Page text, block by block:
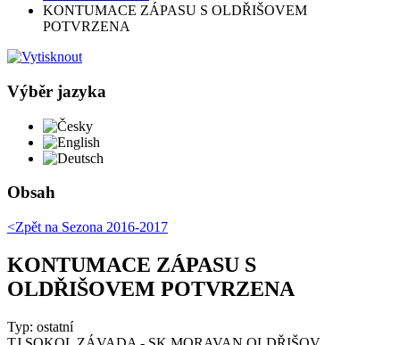
KONTUMACE ZÁPASU S OLDŘIŠOVEM
POTVRZENA
Výběr jazyka
Česky
Obsah
<Zpět na Sezona 2016-2017
KONTUMACE ZÁPASU S
OLDŘIŠOVEM POTVRZENA
Typ: ostatní